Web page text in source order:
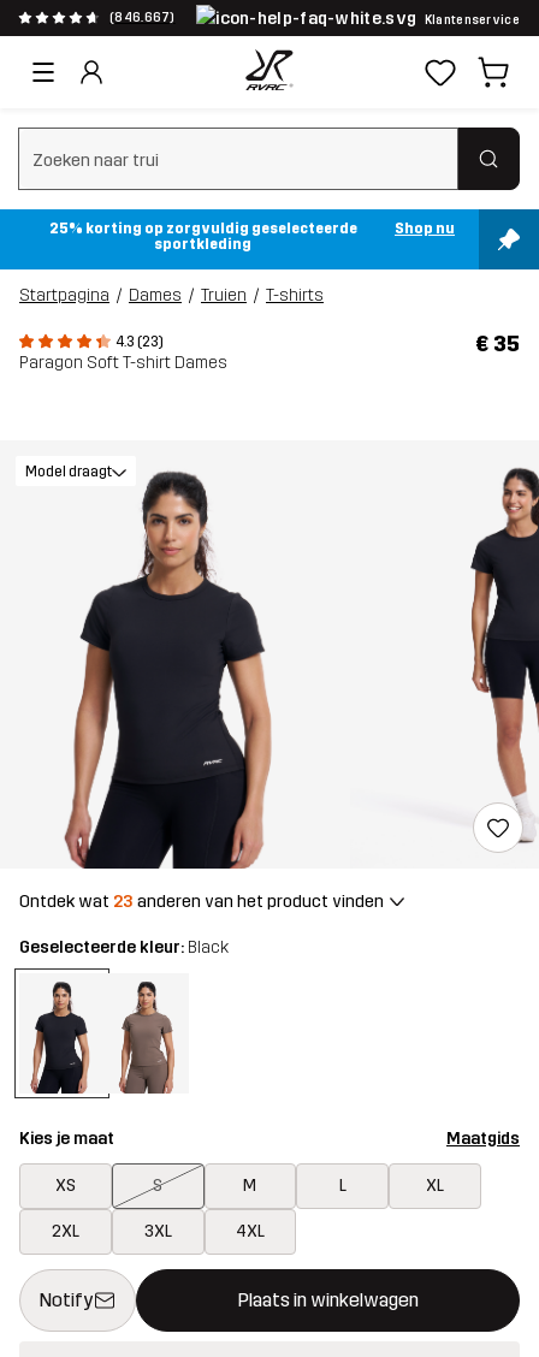
(846.667) Klantenservice
Zoeken wissen
25% korting op zorgvuldig geselecteerde
sportkleding
Shop nu
Startpagina Dames Truien T-shirts
4.3 (23)
Paragon Soft T-shirt Dames
€ 35
Model draagt
Ontdek wat 23 anderen van het product vinden
Geselecteerde kleur: Black
Kies je maat Maatgids
XS S M L XL
2XL 3XL 4XL
Notify Plaats in winkelwagen
Deze knop opent een modal met de bevestiging van een
{{size}} niet beschikbaar